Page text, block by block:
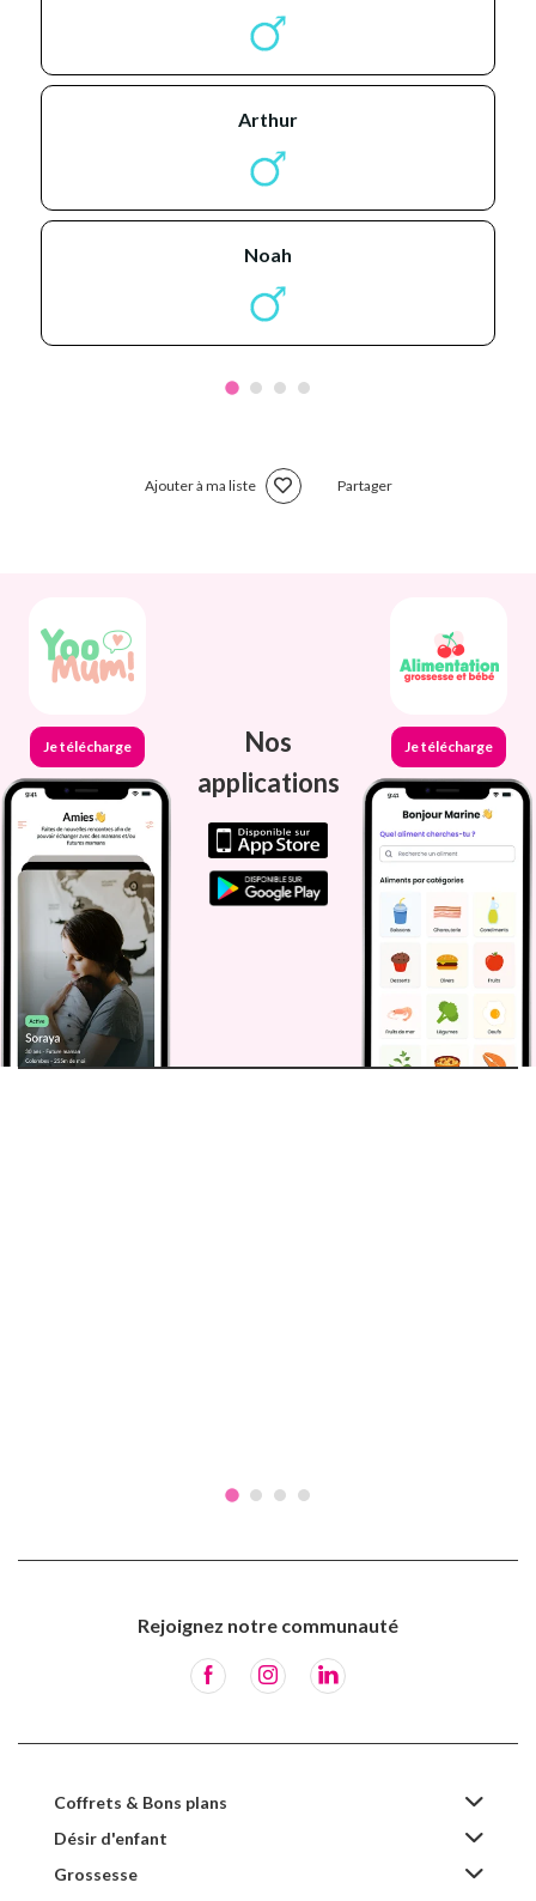
arthur
noah
Ajouter à ma liste Partager
Je télécharge
Nos
applications
Je télécharge
Rejoignez notre communauté
Coffrets & Bons plans
Désir d'enfant
Grossesse